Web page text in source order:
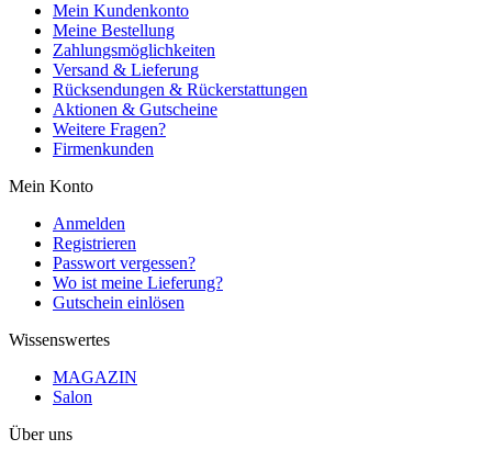
Mein Kundenkonto
Meine Bestellung
Zahlungsmöglichkeiten
Versand & Lieferung
Rücksendungen & Rückerstattungen
Aktionen & Gutscheine
Weitere Fragen?
Firmenkunden
Mein Konto
Anmelden
Registrieren
Passwort vergessen?
Wo ist meine Lieferung?
Gutschein einlösen
Wissenswertes
MAGAZIN
Salon
Über uns